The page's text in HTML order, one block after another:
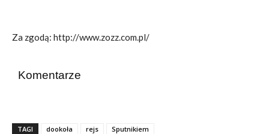
Za zgodą: http://www.zozz.com.pl/
Komentarze
TAGI dookoła rejs Sputnikiem